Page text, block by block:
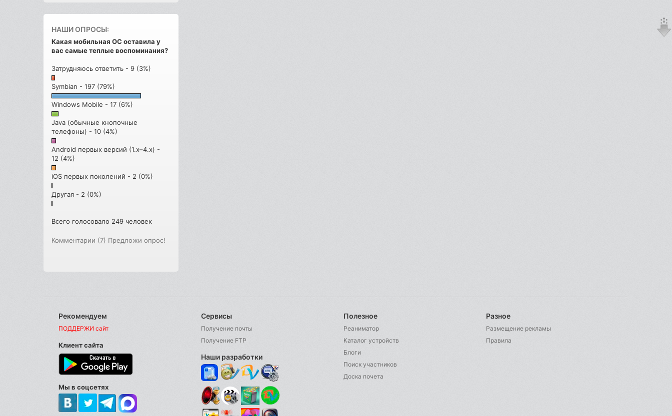
НАШИ ОПРОСЫ:
Какая мобильная ОС оставила у
вас самые теплые воспоминания?
Затрудняюсь ответить - 9 (3%)
Symbian - 197 (79%)
Windows Mobile - 17 (6%)
Java (обычные кнопочные
телефоны) - 10 (4%)
Android первых версий (1.x–4.x) -
12 (4%)
iOS первых поколений - 2 (0%)
Другая - 2 (0%)
Всего голосовало 249 человек
Комментарии (7) Предложи опрос!
Рекомендуем
ПОДДЕРЖИ сайт
Клиент сайта
Мы в соцсетях
Сервисы
Получение почты
Получение FTP
Наши разработки
Полезное
Реаниматор
Каталог устройств
Блоги
Поиск участников
Доска почета
Разное
Размещение рекламы
Правила